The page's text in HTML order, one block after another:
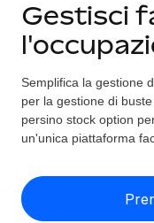
ASSUMI NEL
Global Payroll
Gestisci il
Employer of
Contractor
Soluzioni
COPERTURA
Ricerca paesi
Trova i servizi di
Confronta
Scopri come ci
Tariffe
English
Gestisci
Semplifica la gestione
per la gestione di
persino stock option
un'unica piattaforma